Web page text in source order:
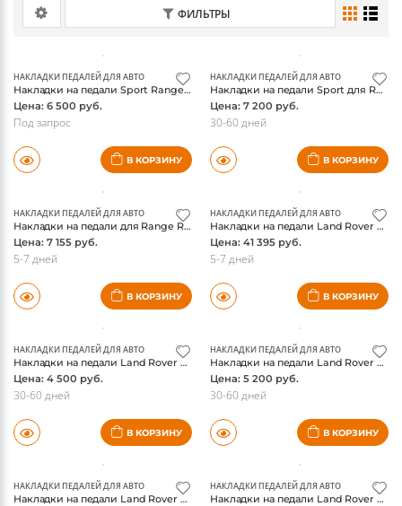
ФИЛЬТРЫ
НАКЛАДКИ ПЕДАЛЕЙ ДЛЯ АВТО
Накладки на педали Sport Range Rover Sport 2013
Цена: 6 500 руб.
Под запрос
В КОРЗИНУ
НАКЛАДКИ ПЕДАЛЕЙ ДЛЯ АВТО
Накладки на педали Sport для Range Rover Evoque
Цена: 7 200 руб.
30-60 дней
В КОРЗИНУ
НАКЛАДКИ ПЕДАЛЕЙ ДЛЯ АВТО
Накладки на педали для Range Rover Velar 2017-, оригинал
Цена: 7 155 руб.
5-7 дней
В КОРЗИНУ
НАКЛАДКИ ПЕДАЛЕЙ ДЛЯ АВТО
Накладки на педали Land Rover Discovery 5, оригинал
Цена: 41 395 руб.
5-7 дней
В КОРЗИНУ
НАКЛАДКИ ПЕДАЛЕЙ ДЛЯ АВТО
Накладки на педали Land Rover Discovery 5, 3 части
Цена: 4 500 руб.
30-60 дней
В КОРЗИНУ
НАКЛАДКИ ПЕДАЛЕЙ ДЛЯ АВТО
Накладки на педали Land Rover Discovery Sport, нержавейка
Цена: 5 200 руб.
30-60 дней
В КОРЗИНУ
НАКЛАДКИ ПЕДАЛЕЙ ДЛЯ АВТО
Накладки на педали Land Rover Defender, оригинал
НАКЛАДКИ ПЕДАЛЕЙ ДЛЯ АВТО
Накладки на педали Land Rover Defender, реплика